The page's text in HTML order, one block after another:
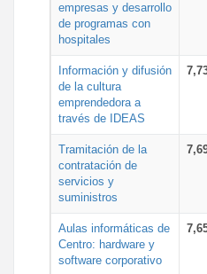
empresas y desarrollo
de programas con
hospitales
Información y difusión
de la cultura
emprendedora a
través de IDEAS
Tramitación de la
contratación de
servicios y
suministros
Aulas informáticas de
Centro: hardware y
software corporativo